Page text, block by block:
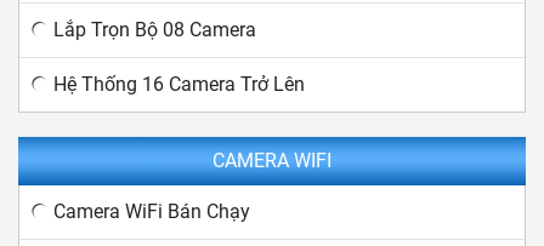
Lắp Trọn Bộ 08 Camera
Hệ Thống 16 Camera Trở Lên
CAMERA WIFI
Camera WiFi Bán Chạy